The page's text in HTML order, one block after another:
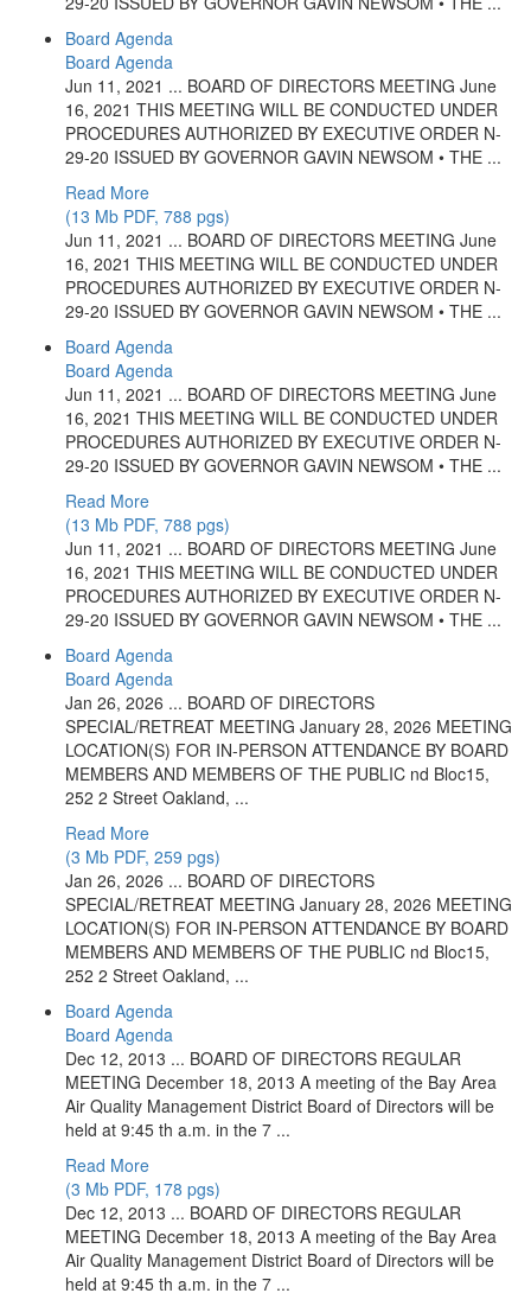
Board Agenda
Board Agenda
Jun 11, 2021 ... BOARD OF DIRECTORS MEETING June
16, 2021 THIS MEETING WILL BE CONDUCTED UNDER
PROCEDURES AUTHORIZED BY EXECUTIVE ORDER N-
29-20 ISSUED BY GOVERNOR GAVIN NEWSOM • THE ...
Read More
(13 Mb PDF, 788 pgs)
Jun 11, 2021 ... BOARD OF DIRECTORS MEETING June
16, 2021 THIS MEETING WILL BE CONDUCTED UNDER
PROCEDURES AUTHORIZED BY EXECUTIVE ORDER N-
29-20 ISSUED BY GOVERNOR GAVIN NEWSOM • THE ...
Board Agenda
Board Agenda
Jun 11, 2021 ... BOARD OF DIRECTORS MEETING June
16, 2021 THIS MEETING WILL BE CONDUCTED UNDER
PROCEDURES AUTHORIZED BY EXECUTIVE ORDER N-
29-20 ISSUED BY GOVERNOR GAVIN NEWSOM • THE ...
Read More
(13 Mb PDF, 788 pgs)
Jun 11, 2021 ... BOARD OF DIRECTORS MEETING June
16, 2021 THIS MEETING WILL BE CONDUCTED UNDER
PROCEDURES AUTHORIZED BY EXECUTIVE ORDER N-
29-20 ISSUED BY GOVERNOR GAVIN NEWSOM • THE ...
Board Agenda
Board Agenda
Jan 26, 2026 ... BOARD OF DIRECTORS
SPECIAL/RETREAT MEETING January 28, 2026 MEETING
LOCATION(S) FOR IN-PERSON ATTENDANCE BY BOARD
MEMBERS AND MEMBERS OF THE PUBLIC nd Bloc15,
252 2 Street Oakland, ...
Read More
(3 Mb PDF, 259 pgs)
Jan 26, 2026 ... BOARD OF DIRECTORS
SPECIAL/RETREAT MEETING January 28, 2026 MEETING
LOCATION(S) FOR IN-PERSON ATTENDANCE BY BOARD
MEMBERS AND MEMBERS OF THE PUBLIC nd Bloc15,
252 2 Street Oakland, ...
Board Agenda
Board Agenda
Dec 12, 2013 ... BOARD OF DIRECTORS REGULAR
MEETING December 18, 2013 A meeting of the Bay Area
Air Quality Management District Board of Directors will be
held at 9:45 th a.m. in the 7 ...
Read More
(3 Mb PDF, 178 pgs)
Dec 12, 2013 ... BOARD OF DIRECTORS REGULAR
MEETING December 18, 2013 A meeting of the Bay Area
Air Quality Management District Board of Directors will be
held at 9:45 th a.m. in the 7 ...